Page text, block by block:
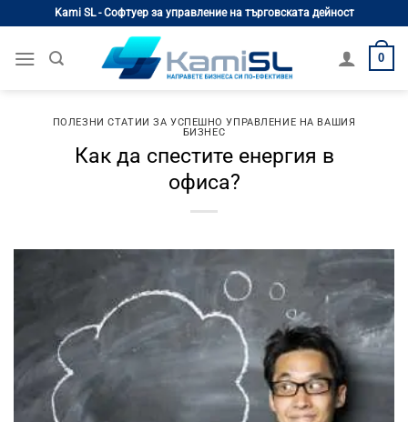
content
Kami SL - Софтуер за управление на търговската дейност
0
ПОЛЕЗНИ СТАТИИ ЗА УСПЕШНО УПРАВЛЕНИЕ НА ВАШИЯ
БИЗНЕС
Как да спестите енергия в
офиса?